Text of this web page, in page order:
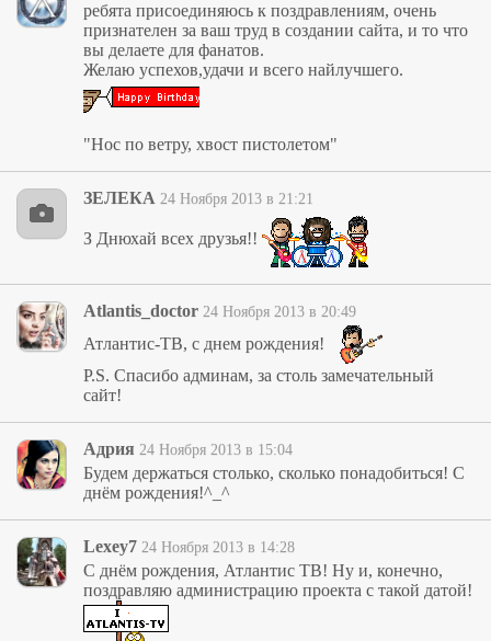
ребята присоединяюсь к поздравлениям, очень
признателен за ваш труд в создании сайта, и то что
вы делаете для фанатов.
Желаю успехов,удачи и всего найлучшего.
"Нос по ветру, хвост пистолетом"
ЗЕЛЕКА 24 Ноября 2013 в 21:21
З Днюхай всех друзья!!
Atlantis_doctor 24 Ноября 2013 в 20:49
Атлантис-ТВ, с днем рождения!
P.S. Спасибо админам, за столь замечательный
сайт!
Адрия 24 Ноября 2013 в 15:04
Будем держаться столько, сколько понадобиться! С
днём рождения!^_^
Lexey7 24 Ноября 2013 в 14:28
C днём рождения, Атлантис ТВ! Ну и, конечно,
поздравляю администрацию проекта с такой датой!